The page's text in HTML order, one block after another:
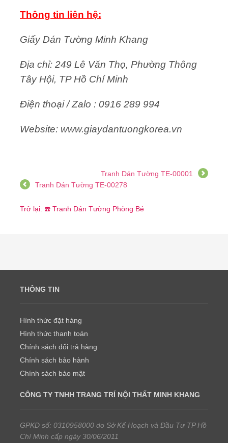
Thông tin liên hệ:
Giấy Dán Tường Minh Khang
Địa chỉ: 249 Lê Văn Thọ, Phường Thông
Tây Hội, TP Hồ Chí Minh
Điện thoại / Zalo : 0916 289 994
Website: www.giaydantuongkorea.vn
Tranh Dán Tường TE-00001
Tranh Dán Tường TE-00278
Trở lại: ☎️ Tranh Dán Tường Phòng Bé
THÔNG TIN
Hình thức đặt hàng
Hình thức thanh toán
Chính sách đổi trả hàng
Chính sách bảo hành
Chính sách bảo mật
CÔNG TY TNHH TRANG TRÍ NỘI THẤT MINH KHANG
GPKD số: 0310958000 do Sở Kế Hoạch và Đầu Tư TP Hồ
Chí Minh cấp ngày 30/06/2011